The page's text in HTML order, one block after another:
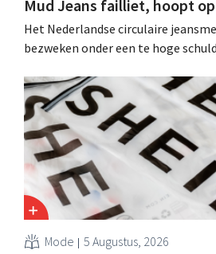
Mud Jeans failliet, hoopt
Het Nederlandse circulaire
bezweken onder een te hoge
evenwel dat het verhaal hiermee
Mode 5 Augustus, 2026